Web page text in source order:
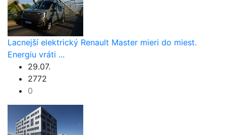
Lacnejší elektrický Renault Master mieri do miest.
Energiu vráti ...
29.07.
2772
0